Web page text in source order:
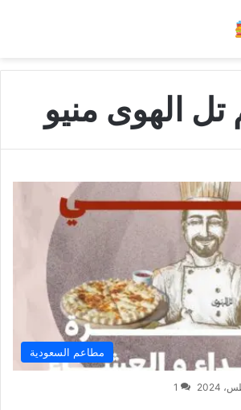
الهوى منيو
مطاعم السعودية
1